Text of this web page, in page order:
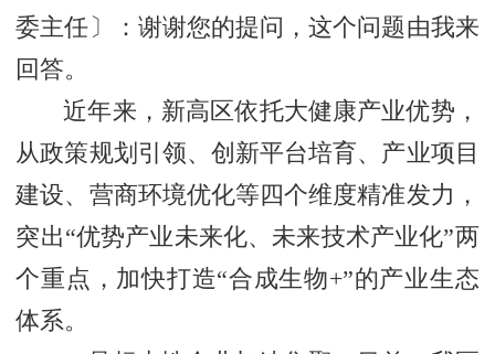
委主任〕
：谢谢您的提问，这个问题由我来
回答。
近年来，新高区依托大健康产业优势，
从政策规划引领、创新平台培育、产业项目
建设、营商环境优化等四个维度精准发力，
突出“优势产业未来化、未来技术产业化”两
个重点，加快打造“合成生物+”的产业生态
体系。